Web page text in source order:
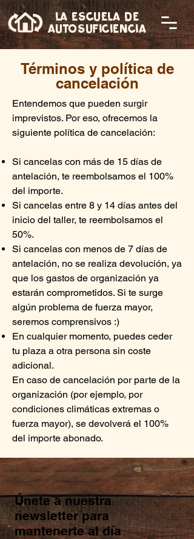
LA ESCUELA DE
AUTOSUFICIENCIA
Términos y política de
cancelación
Entendemos que pueden surgir
imprevistos. Por eso, ofrecemos la
siguiente política de cancelación:
Si cancelas con más de 15 días de
antelación, te reembolsamos el 100%
del importe.
Si cancelas entre 8 y 14 días antes del
inicio del taller, te reembolsamos el
50%.
Si cancelas con menos de 7 días de
antelación, no se realiza devolución, ya
que los gastos de organización ya
estarán comprometidos. Si te surge
algún problema de fuerza mayor,
seremos comprensivos :)
En cualquier momento, puedes ceder
tu plaza a otra persona sin coste
adicional.
En caso de cancelación por parte de la
organización (por ejemplo, por
condiciones climáticas extremas o
fuerza mayor), se devolverá el 100%
del importe abonado.
Únete a nuestra
newsletter para
mantenerte al día